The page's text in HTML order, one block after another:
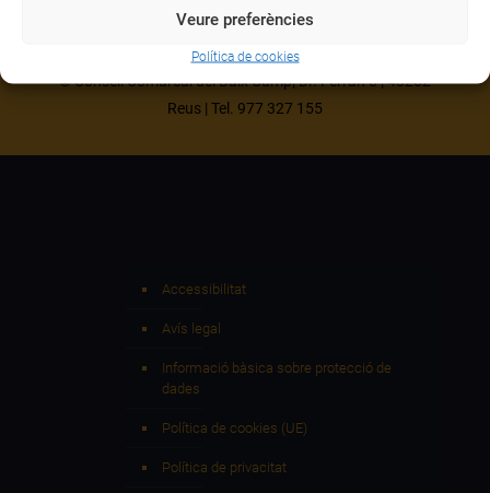
Veure preferències
Política de cookies
© Consell Comarcal del Baix Camp| Dr. Ferran 8 | 43202
Reus | Tel. 977 327 155
Accessibilitat
Avís legal
Informació bàsica sobre protecció de
dades
Política de cookies (UE)
Política de privacitat